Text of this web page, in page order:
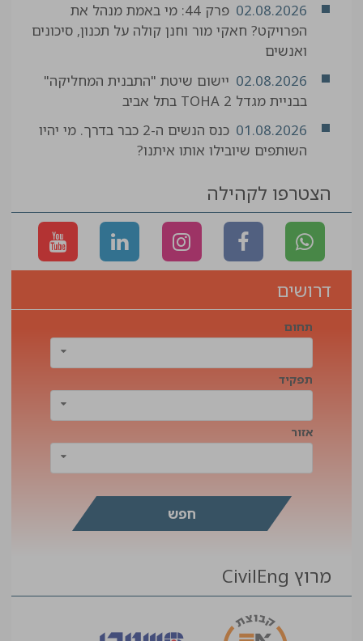
02.08.2026
פרק 44: מי באמת מנהל את
הפרויקט? חאקי מור וחנן קולה על תכנון, סיכונים
ואנשים
02.08.2026 יישום שיטת "התבנית המחליקה"
בבניית מגדל TOHA 2 בתל אביב
01.08.2026
כנס הנשים ה-2 כבר בדרך. מי יהיו
השותפים שיובילו אותו איתנו?
הצטרפו לקהילה
דרושים
תחום
תפקיד
אזור
מרוץ CivilEng